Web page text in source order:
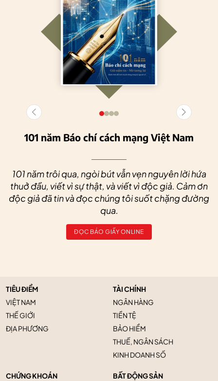
101 năm Báo chí cách mạng Việt Nam
101 năm trôi qua, ngòi bút vẫn vẹn nguyên lời hứa
thuở đầu, viết vì sự thật, và viết vì độc giả. Cảm ơn
độc giả đã tin và đọc chúng tôi suốt chặng đường
qua.
ĐỌC BÁO GIẤY ONLINE
TIÊU ĐIỂM
VIỆT NAM
THẾ GIỚI
ĐỊA PHƯƠNG
TÀI CHÍNH
NGÂN HÀNG
TIỀN TỆ
BẢO HIỂM
THUẾ, NGÂN SÁCH
KINH DOANH SỐ
CHỨNG KHOÁN
BẤT ĐỘNG SẢN